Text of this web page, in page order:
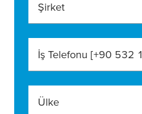
Şirket
İş Telefonu [+90 532
Ülke